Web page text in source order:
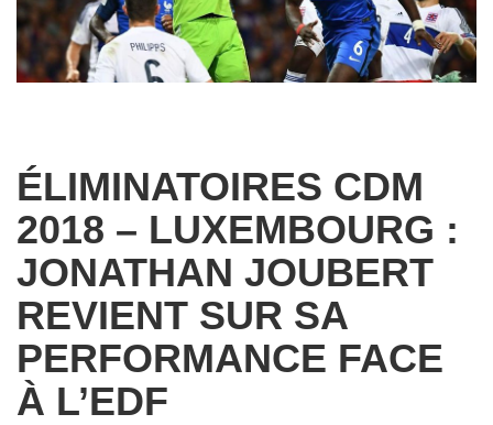
ÉLIMINATOIRES CDM
2018 – LUXEMBOURG :
JONATHAN JOUBERT
REVIENT SUR SA
PERFORMANCE FACE
À L’EDF